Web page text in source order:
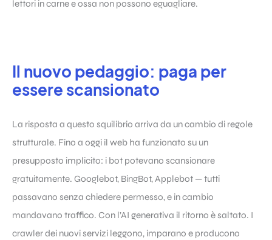
lettori in carne e ossa non possono eguagliare.
Il nuovo pedaggio: paga per
essere scansionato
La risposta a questo squilibrio arriva da un cambio di regole
strutturale. Fino a oggi il web ha funzionato su un
presupposto implicito: i bot potevano scansionare
gratuitamente. Googlebot, BingBot, Applebot — tutti
passavano senza chiedere permesso, e in cambio
mandavano traffico. Con l’AI generativa il ritorno è saltato. I
crawler dei nuovi servizi leggono, imparano e producono